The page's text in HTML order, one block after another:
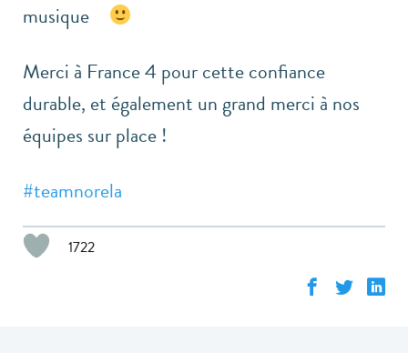
musique
Merci à France 4 pour cette confiance
durable, et également un grand merci à nos
équipes sur place !
#teamnorela
1722